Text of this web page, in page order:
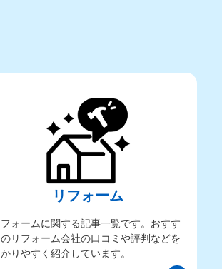
リフォーム
フォームに関する記事一覧です。おすす
リフォーム会社の口コミや評判などを
りやすく紹介しています。